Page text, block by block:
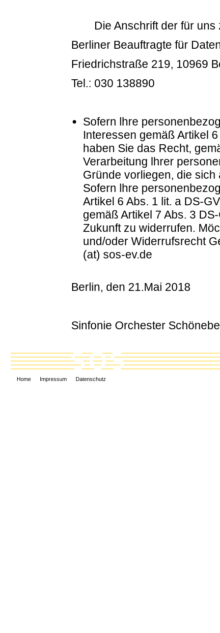
Die Anschrift der für
Berliner Beauftragte für
Friedrichstraße 219, 10969
Tel.: 030 138890
Sofern lhre
Interessen gemäß Artikel
haben Sie das Recht,
Verarbeitung lhrer
Gründe vorliegen, die
Sofern lhre
Artikel 6 Abs. 1 lit. a DS-
gemäß Artikel 7 Abs. 3
Zukunft zu widerrufen.
und/oder Widerrufsrecht
(at) sos-ev.de
Berlin, den 21.Mai 2018
Sinfonie Orchester
Home Impressum Datenschutz